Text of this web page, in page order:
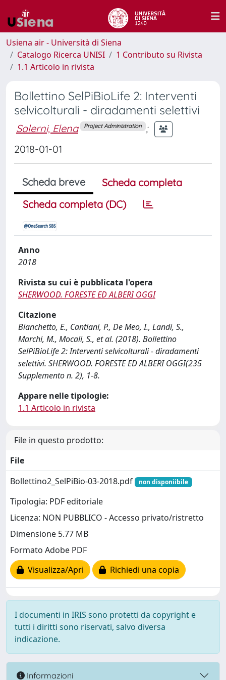
Usiena air - Università di Siena
Catalogo Ricerca UNISI
1 Contributo su Rivista
1.1 Articolo in rivista
Bollettino SelPiBioLife 2: Interventi
selvicolturali - diradamenti selettivi
Salerni, Elena Project Administration ;
2018-01-01
Scheda breve
Scheda completa
Scheda completa (DC)
Anno
2018
Rivista su cui è pubblicata l'opera
SHERWOOD. FORESTE ED ALBERI OGGI
Citazione
Bianchetto, E., Cantiani, P., De Meo, I., Landi, S.,
Marchi, M., Mocali, S., et al. (2018). Bollettino
SelPiBioLife 2: Interventi selvicolturali - diradamenti
selettivi. SHERWOOD. FORESTE ED ALBERI OGGI(235
Supplemento n. 2), 1-8.
Appare nelle tipologie:
1.1 Articolo in rivista
File in questo prodotto:
File
Bollettino2_SelPiBio-03-2018.pdf
non disponiibile
Tipologia: PDF editoriale
Licenza: NON PUBBLICO - Accesso privato/ristretto
Dimensione 5.77 MB
Formato Adobe PDF
Visualizza/Apri
Richiedi una copia
I documenti in IRIS sono protetti da copyright e
tutti i diritti sono riservati, salvo diversa
indicazione.
Informazioni